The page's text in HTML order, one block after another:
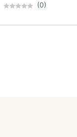
(0)